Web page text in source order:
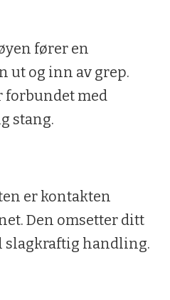
fører en
ut og inn av grep.
med
stang.
er kontakten
Den omsetter ditt
handling.